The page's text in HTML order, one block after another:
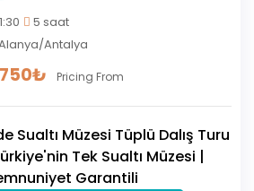
5 saat
Antalya
₺ Pricing From
Sualtı Müzesi Tüplü Dalış Turu
Tek Sualtı Müzesi |
Garantili